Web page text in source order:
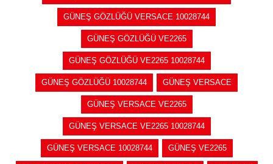
GÜNEŞ GÖZLÜĞÜ VERSACE 10028744
GÜNEŞ GÖZLÜĞÜ VE2265
GÜNEŞ GÖZLÜĞÜ VE2265 10028744
GÜNEŞ GÖZLÜĞÜ 10028744 GÜNEŞ VERSACE
GÜNEŞ VERSACE VE2265
GÜNEŞ VERSACE VE2265 10028744
GÜNEŞ VERSACE 10028744 GÜNEŞ VE2265